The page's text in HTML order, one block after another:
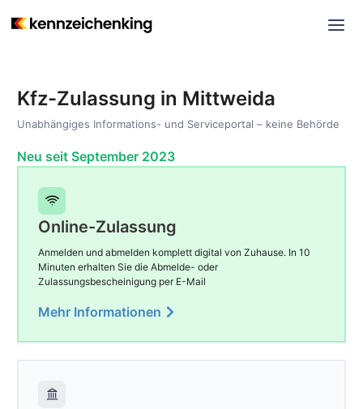
Kfz-Zulassung in Mittweida
Unabhängiges Informations- und Serviceportal – keine Behörde
Neu seit September 2023
Online-Zulassung
Anmelden und abmelden komplett digital von Zuhause. In 10
Minuten erhalten Sie die Abmelde- oder
Zulassungsbescheinigung per E-Mail
Mehr Informationen